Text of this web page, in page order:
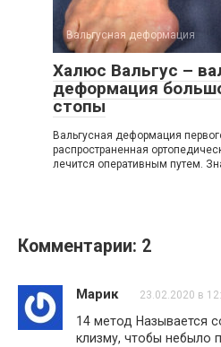
Вальгусная деформация
Халюс Вальгус –
деформация
стопы
Вальгусная деформация
распространенная
лечится оперативным путем.
Комментарии: 2
Марик 23.02.2020 в
14 метод Называется
клизму, чтобы небыло